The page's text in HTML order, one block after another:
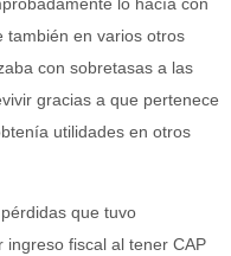
también en varios otros
con sobretasas a las
gracias a que pertenece
utilidades en otros
que tuvo
ingreso fiscal al tener CAP